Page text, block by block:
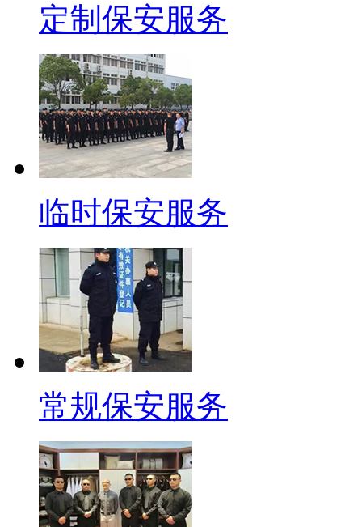
定制保安服务
临时保安服务
常规保安服务